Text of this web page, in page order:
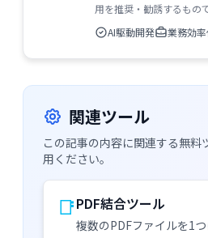
用を推奨・勧誘するもの
AI駆動開発
業務効率
関連ツール
この記事の内容に関連する無料
用ください。
📑PDF結合ツール
複数のPDFファイルを1